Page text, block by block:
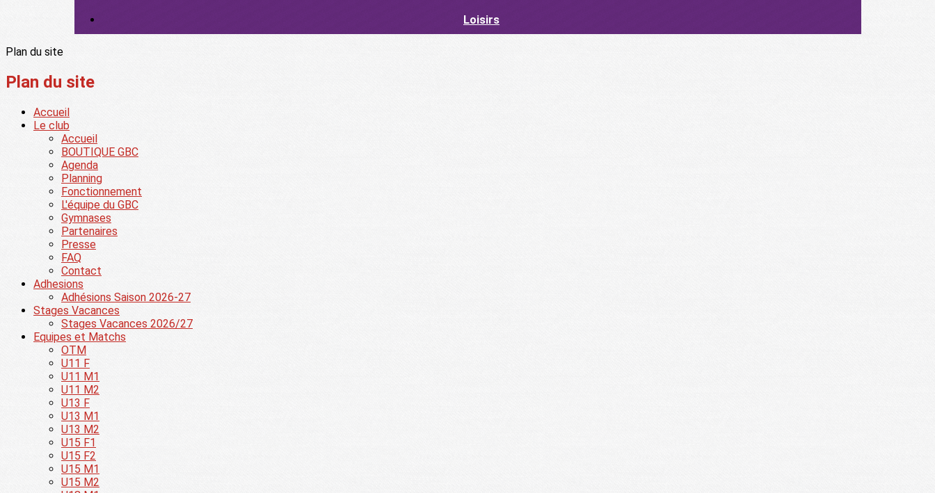
Loisirs
Plan du site
Plan du site
Accueil
Le club
Accueil
BOUTIQUE GBC
Agenda
Planning
Fonctionnement
L'équipe du GBC
Gymnases
Partenaires
Presse
FAQ
Contact
Adhesions
Adhésions Saison 2026-27
Stages Vacances
Stages Vacances 2026/27
Equipes et Matchs
OTM
U11 F
U11 M1
U11 M2
U13 F
U13 M1
U13 M2
U15 F1
U15 F2
U15 M1
U15 M2